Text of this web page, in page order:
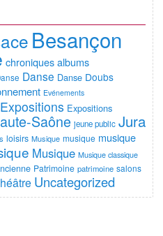
Besançon
chroniques albums
Danse Danse Doubs
Evénements
Expositions Expositions
Saône jeune public Jura
loisirs Musique musique musique
Musique Musique classique
Patrimoine patrimoine salons
Uncategorized